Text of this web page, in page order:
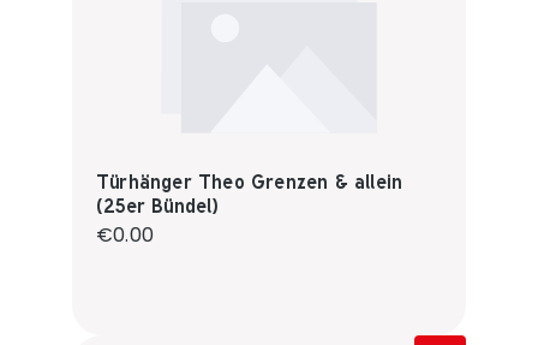
Türhänger Theo Grenzen & allein
(25er Bündel)
Regular price:
€0.00